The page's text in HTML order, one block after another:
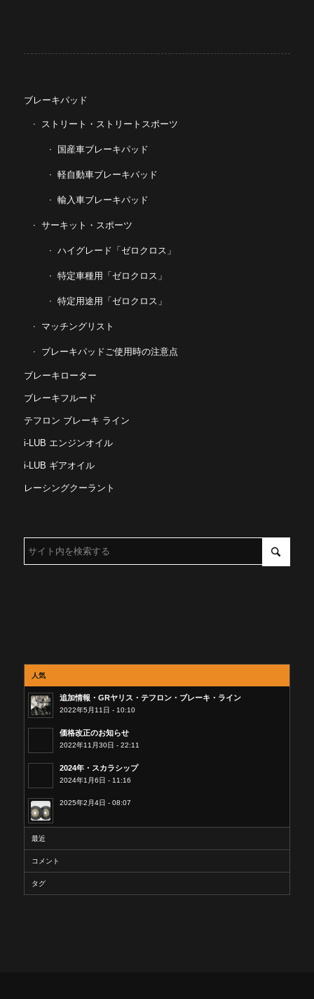
ブレーキパッド
ストリート・ストリートスポーツ
国産車ブレーキパッド
軽自動車ブレーキパッド
輸入車ブレーキパッド
サーキット・スポーツ
ハイグレード「ゼロクロス」
特定車種用「ゼロクロス」
特定用途用「ゼロクロス」
マッチングリスト
ブレーキパッドご使用時の注意点
ブレーキローター
ブレーキフルード
テフロン ブレーキ ライン
i-LUB エンジンオイル
i-LUB ギアオイル
レーシングクーラント
人気
追加情報・GRヤリス・テフロン・ブレーキ・ライン
2022年5月11日 - 10:10
価格改正のお知らせ
2022年11月30日 - 22:11
2024年・スカラシップ
2024年1月6日 - 11:16
2025年2月4日 - 08:07
最近
コメント
タグ